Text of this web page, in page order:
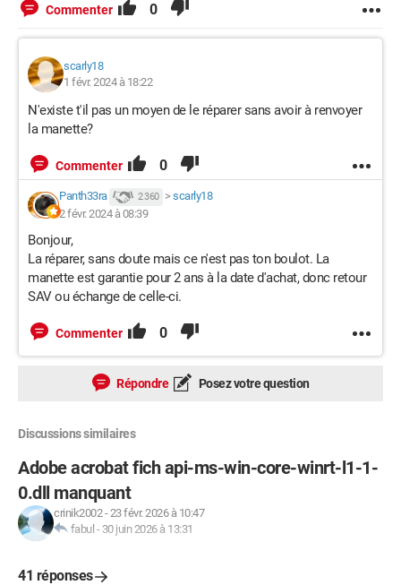
Commenter 0
scarly18
1 févr. 2024 à 18:22
N'existe t'il pas un moyen de le réparer sans avoir à renvoyer
la manette?
Commenter 0
Panth33ra 2 360 > scarly18
2 févr. 2024 à 08:39
Bonjour,
La réparer, sans doute mais ce n'est pas ton boulot. La
manette est garantie pour 2 ans à la date d'achat, donc retour
SAV ou échange de celle-ci.
Commenter 0
Répondre Posez votre question
Discussions similaires
Adobe acrobat fich api-ms-win-core-winrt-l1-1-
0.dll manquant
crinik2002-23 févr. 2026 à 10:47
fabul - 30 juin 2026 à 13:31
41 réponses